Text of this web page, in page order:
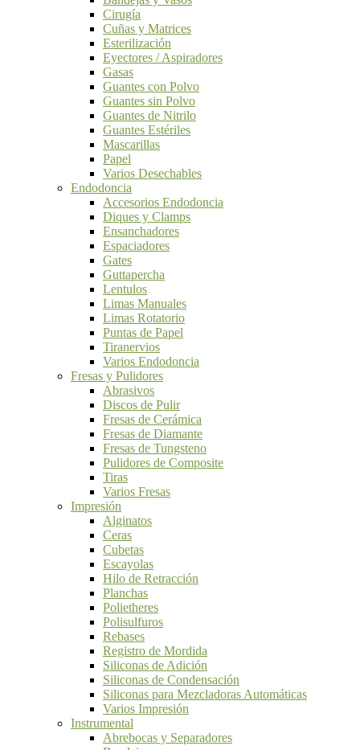
Cirugía
Cuñas y Matrices
Esterilización
Eyectores / Aspiradores
Gasas
Guantes con Polvo
Guantes sin Polvo
Guantes de Nitrilo
Guantes Estériles
Mascarillas
Papel
Varios Desechables
Endodoncia
Accesorios Endodoncia
Diques y Clamps
Ensanchadores
Espaciadores
Gates
Guttapercha
Lentulos
Limas Manuales
Limas Rotatorio
Puntas de Papel
Tiranervios
Varios Endodoncia
Fresas y Pulidores
Abrasivos
Discos de Pulir
Fresas de Cerámica
Fresas de Diamante
Fresas de Tungsteno
Pulidores de Composite
Tiras
Varios Fresas
Impresión
Alginatos
Ceras
Cubetas
Escayolas
Hilo de Retracción
Planchas
Polietheres
Polisulfuros
Rebases
Registro de Mordida
Siliconas de Adición
Siliconas de Condensación
Siliconas para Mezcladoras Automáticas
Varios Impresión
Instrumental
Abrebocas y Separadores